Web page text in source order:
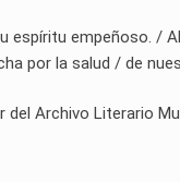
espíritu empeñoso. /
por la salud / de
Archivo Literario